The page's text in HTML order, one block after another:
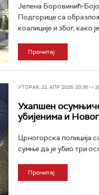
Јелена Боровинић-
Подгорице са
коалиције и због, како
Прочитај
УТОРАК, 21. АПР 2026, 20:36 ->
Ухапшен
убијенима и
Црногорска полиција
сумње да је убио три
Прочитај